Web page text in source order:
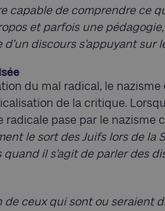
capable de comprendre ce
et parfois une
discours s’appuyant sur
du mal radical, le
de la critique.
pase par le nazisme
le sort des Juifs lors de la
il s’agit de parler des
ceux qui sont ou seraient